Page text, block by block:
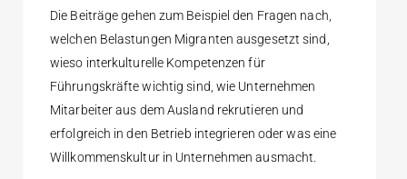
Die Beiträge gehen zum Beispiel den Fragen nach,
welchen Belastungen Migranten ausgesetzt sind,
wieso interkulturelle Kompetenzen für
Führungskräfte wichtig sind, wie Unternehmen
Mitarbeiter aus dem Ausland rekrutieren und
erfolgreich in den Betrieb integrieren oder was eine
Willkommenskultur in Unternehmen ausmacht.